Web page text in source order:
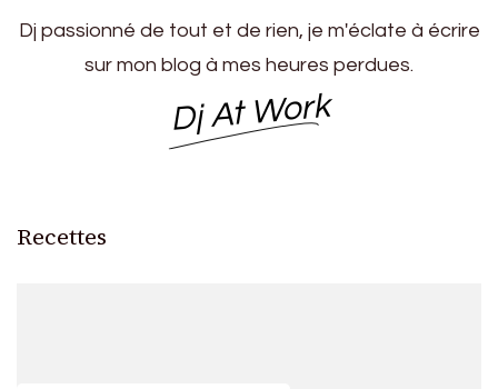
Dj passionné de tout et de rien, je m'éclate à écrire
sur mon blog à mes heures perdues.
Dj At Work
Recettes